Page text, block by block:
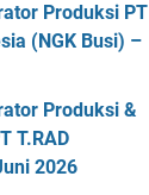
Produksi PT
(NGK Busi) –
Produksi &
T.RAD
2026